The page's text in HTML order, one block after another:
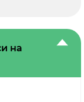
на